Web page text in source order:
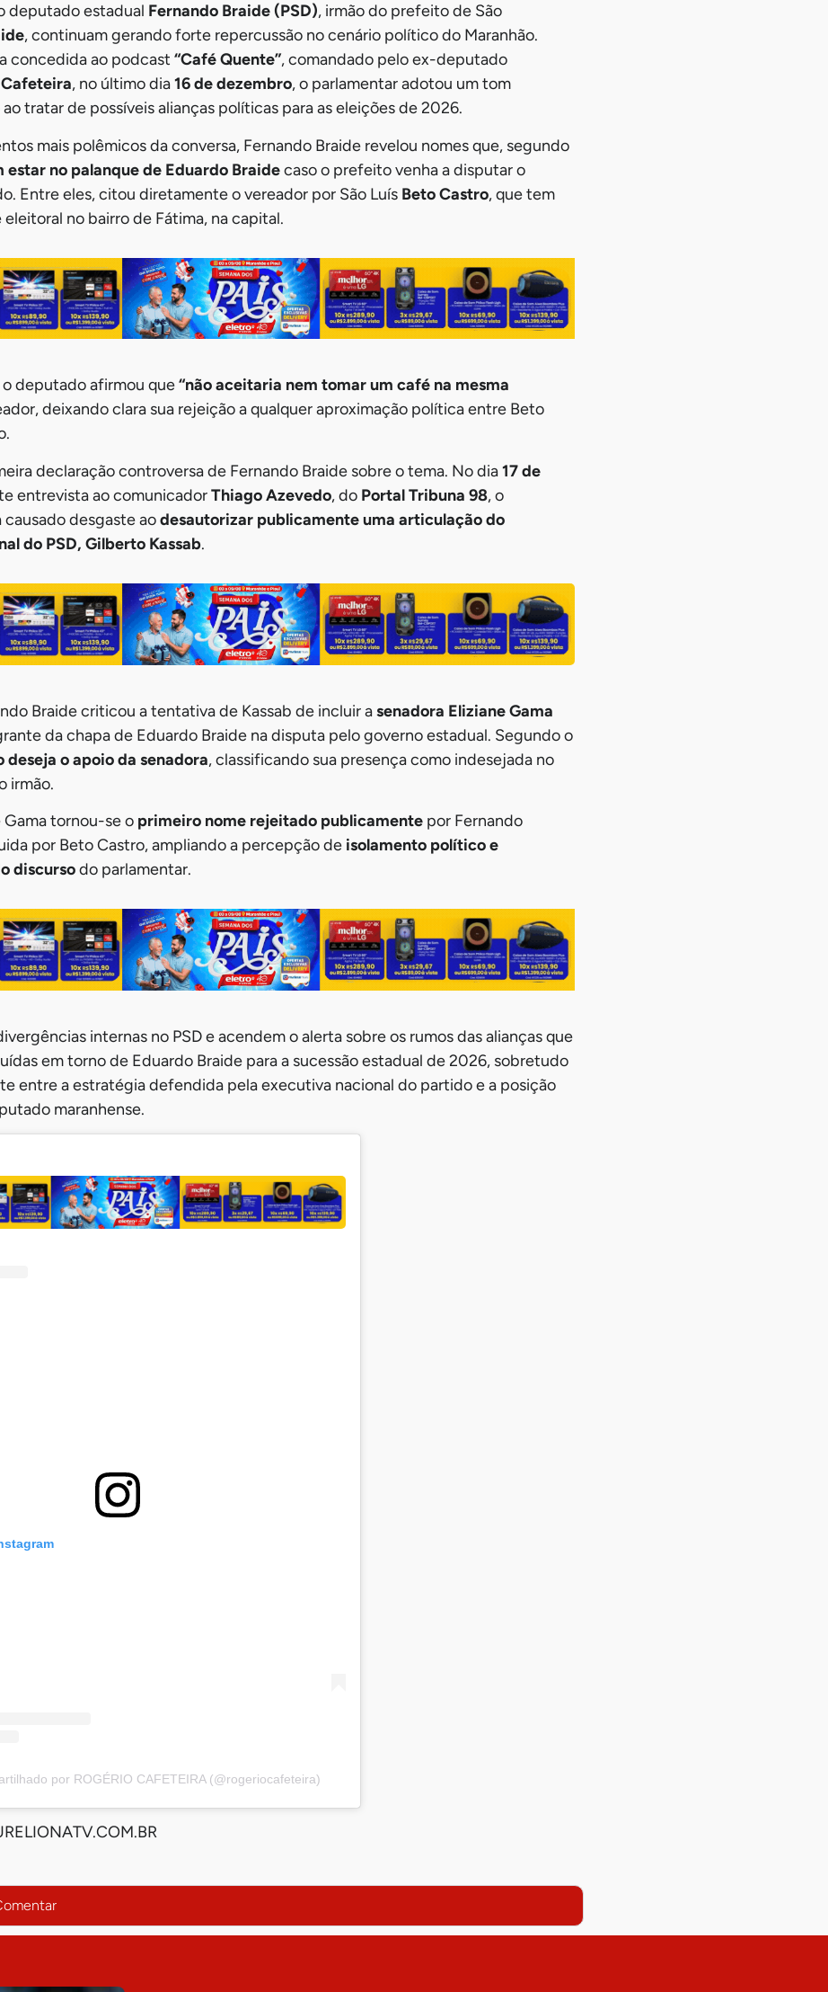
deputado estadual Fernando Braide (PSD), irmão do prefeito de São
, continuam gerando forte repercussão no cenário político do Maranhão.
concedida ao podcast “Café Quente”, comandado pelo ex-deputado
, no último dia16 de dezembro, o parlamentar adotou um tom
tratar de possíveis alianças políticas para as eleições de 2026.
mais polêmicos da conversa, Fernando Braide revelou nomes que, segundo
estar no palanque de Eduardo Braidecaso o prefeito venha a disputar o
Entre eles, citou diretamente o vereador por São Luís Beto Castro, que tem
eleitoral no bairro de Fátima, na capital.
o deputado afirmou que“não aceitaria nem tomar um café na mesma
deixando clara sua rejeição a qualquer aproximação política entre Beto
declaração controversa de Fernando Braide sobre o tema. No dia17 de
entrevista ao comunicadorThiago Azevedo, do Portal Tribuna 98, o
desgaste aodesautorizar publicamente uma articulação do
do PSD, Gilberto Kassab.
Braide criticou a tentativa de Kassab de incluir asenadora Eliziane Gama
da chapa de Eduardo Braide na disputa pelo governo estadual. Segundo o
deseja o apoio da senadora, classificando sua presença como indesejada no
irmão.
Gama tornou-se o primeiro nome rejeitado publicamente por Fernando
por Beto Castro, ampliando a percepção de isolamento político e
discursodo parlamentar.
internas no PSD e acendem o alerta sobre os rumos das alianças que
em torno de Eduardo Braide para a sucessão estadual de 2026, sobretudo
entre a estratégia defendida pela executiva nacional do partido e a posição
maranhense.
por ROGÉRIO CAFETEIRA (@rogeriocafeteira)